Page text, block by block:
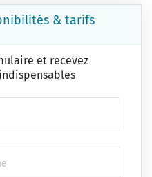
& tarifs
et recevez